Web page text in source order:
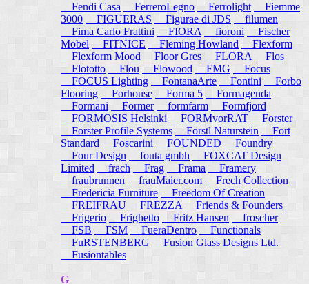
Fendi Casa
FerreroLegno Ferrolight
Fiemme
3000
FIGUERAS Figurae di JDS
filumen
Fima Carlo Frattini
FIORA fioroni
Fischer
Mobel
FITNICE Fleming Howland
Flexform
Flexform Mood
Floor Gres FLORA
Flos
Flototto
Flou Flowood FMG
Focus
FOCUS Lighting
FontanaArte Fontini
Forbo
Flooring
Forhouse Forma 5
Formagenda
Formani
Former formfarm
Formfjord
FORMOSIS Helsinki
FORMvorRAT
Forster
Forster Profile Systems
Forstl Naturstein
Fort
Standard
Foscarini FOUNDED
Foundry
Four Design
fouta gmbh
FOXCAT Design
Limited
frach Frag Frama
Framery
fraubrunnen
frauMaier.com
Frech Collection
Fredericia Furniture
Freedom Of Creation
FREIFRAU
FREZZA
Friends & Founders
Frigerio
Frighetto Fritz Hansen
froscher
FSB
FSM FueraDentro
Functionals
FuRSTENBERG
Fusion Glass Designs Ltd.
Fusiontables
G